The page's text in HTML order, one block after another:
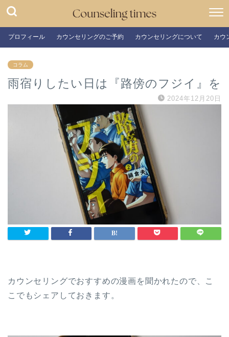
プロフィール カウンセリングのご予約 カウンセリングについて カウ
コラム
雨宿りしたい日は『路傍のフジイ』を
2024年12月20日
カウンセリングでおすすめの漫画を聞かれたので、こ
こでもシェアしておきます。